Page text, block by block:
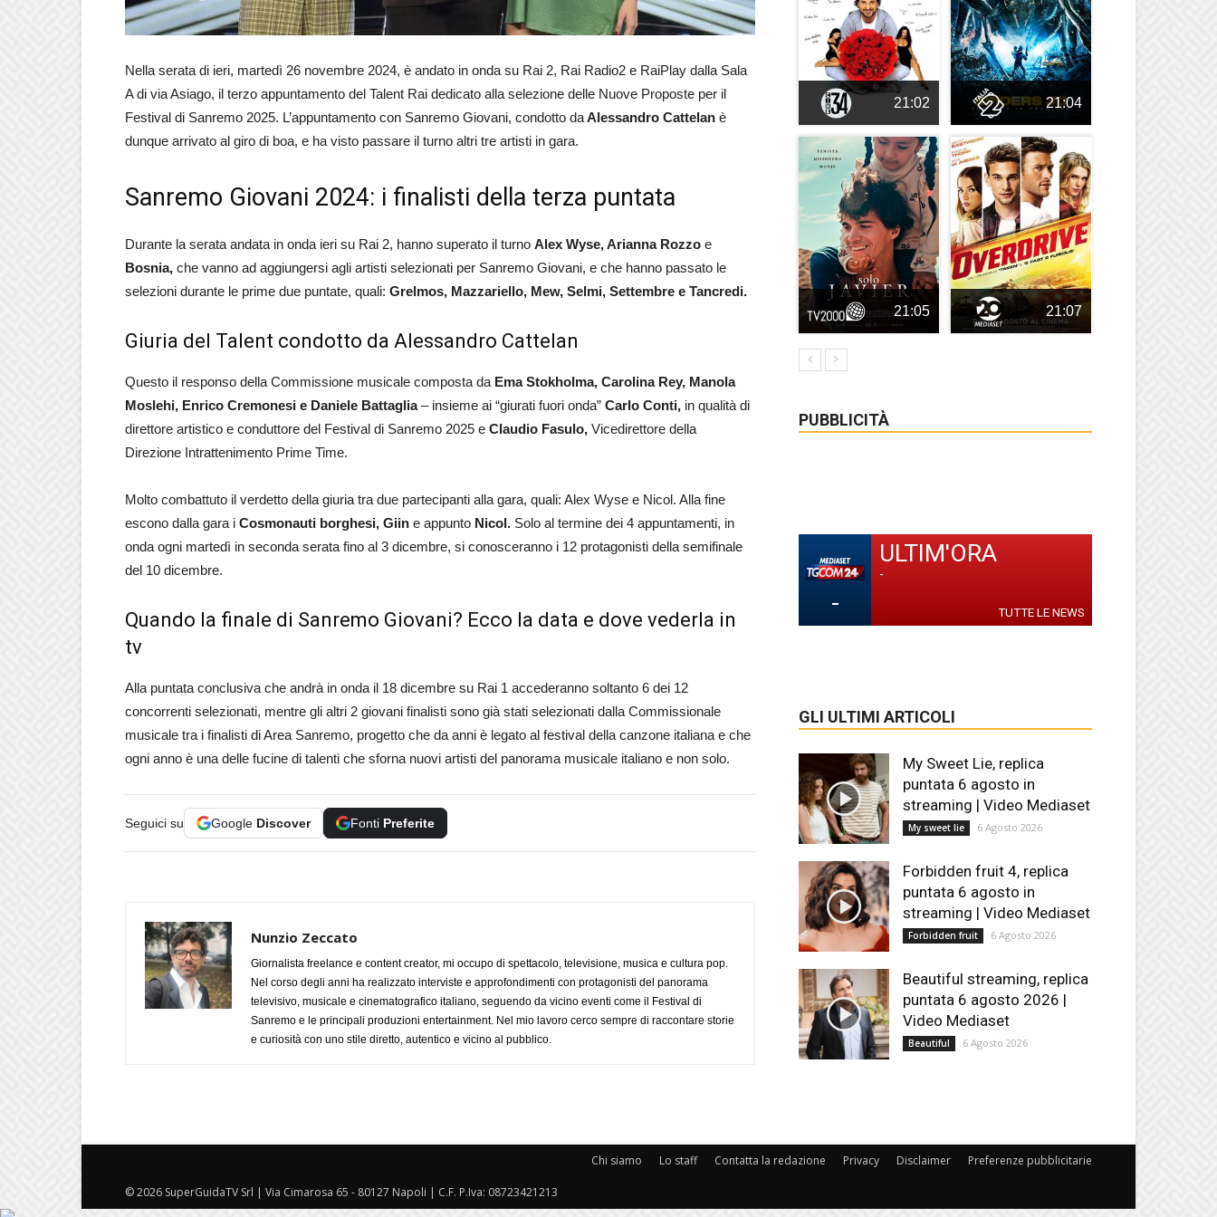
Nella serata di ieri, martedì 26 novembre 2024, è andato in onda su Rai 2, Rai Radio2 e RaiPlay dalla Sala
A di via Asiago, il terzo appuntamento del Talent Rai dedicato alla selezione delle Nuove Proposte per il
Festival di Sanremo 2025. L’appuntamento con Sanremo Giovani, condotto daAlessandro Cattelan è
dunque arrivato al giro di boa, e ha visto passare il turno altri tre artisti in gara.
Sanremo Giovani 2024: i finalisti della terza puntata
Durante la serata andata in onda ieri su Rai 2, hanno superato il turno Alex Wyse, Arianna Rozzo e
Bosnia, che vanno ad aggiungersi agli artisti selezionati per Sanremo Giovani, e che hanno passato le
selezioni durante le prime due puntate, quali: Grelmos, Mazzariello, Mew, Selmi, Settembre e Tancredi.
Giuria del Talent condotto da Alessandro Cattelan
Questo il responso della Commissione musicale composta da Ema Stokholma, Carolina Rey, Manola
Moslehi, Enrico Cremonesi e Daniele Battaglia– insieme ai “giurati fuori onda” Carlo Conti, in qualità di
direttore artistico e conduttore del Festival di Sanremo 2025 e Claudio Fasulo, Vicedirettore della
Direzione Intrattenimento Prime Time.
Molto combattuto il verdetto della giuria tra due partecipanti alla gara, quali: Alex Wyse e Nicol. Alla fine
escono dalla gara i Cosmonauti borghesi, Giin e appunto Nicol. Solo al termine dei 4 appuntamenti, in
onda ogni martedì in seconda serata fino al 3 dicembre, si conosceranno i 12 protagonisti della semifinale
del 10 dicembre.
Quando la finale di Sanremo Giovani? Ecco la data e dove vederla in
tv
Alla puntata conclusiva che andrà in onda il 18 dicembre su Rai 1 accederanno soltanto 6 dei 12
concorrenti selezionati, mentre gli altri 2 giovani finalisti sono già stati selezionati dalla Commissionale
musicale tra i finalisti di Area Sanremo, progetto che da anni è legato al festival della canzone italiana e che
ogni anno è una delle fucine di talenti che sforna nuovi artisti del panorama musicale italiano e non solo.
Seguici su Google Discover Fonti Preferite
Nunzio Zeccato
Giornalista freelance e content creator, mi occupo di spettacolo, televisione, musica e cultura pop.
Nel corso degli anni ha realizzato interviste e approfondimenti con protagonisti del panorama
televisivo, musicale e cinematografico italiano, seguendo da vicino eventi come il Festival di
Sanremo e le principali produzioni entertainment. Nel mio lavoro cerco sempre di raccontare storie
e curiosità con uno stile diretto, autentico e vicino al pubblico.
21:02 21:04
21:05 21:07
PUBBLICITÀ
-
ULTIM'ORA
-
TUTTE LE NEWS
GLI ULTIMI ARTICOLI
My Sweet Lie, replica
puntata 6 agosto in
streaming | Video Mediaset
My sweet lie 6 Agosto 2026
Forbidden fruit 4, replica
puntata 6 agosto in
streaming | Video Mediaset
Forbidden fruit 6 Agosto 2026
Beautiful streaming, replica
puntata 6 agosto 2026 |
Video Mediaset
Beautiful 6 Agosto 2026
Chi siamo Lo staff Contatta la redazione Privacy Disclaimer Preferenze pubblicitarie
© 2026 SuperGuidaTV Srl | Via Cimarosa 65 - 80127 Napoli | C.F. P.Iva: 08723421213